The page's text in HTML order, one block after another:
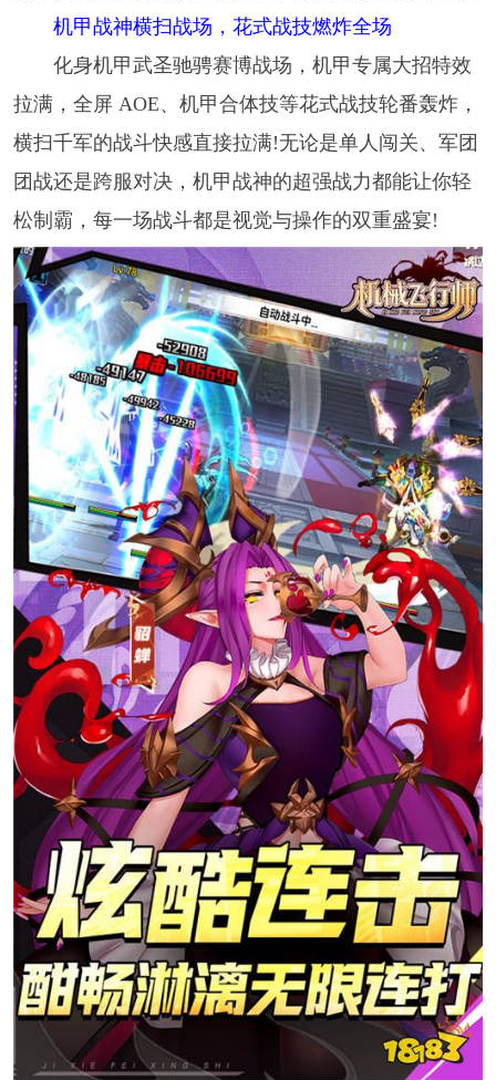
机甲战神横扫战场，花式战技燃炸全场
化身机甲武圣驰骋赛博战场，机甲专属大招特效
拉满，全屏 AOE、机甲合体技等花式战技轮番轰炸，
横扫千军的战斗快感直接拉满!无论是单人闯关、军团
团战还是跨服对决，机甲战神的超强战力都能让你轻
松制霸，每一场战斗都是视觉与操作的双重盛宴!